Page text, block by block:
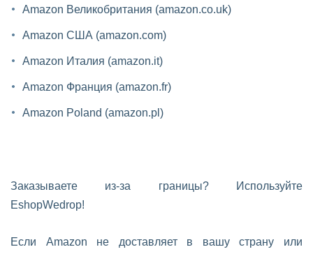
Amazon Великобритания (amazon.co.uk)
Amazon США (amazon.com)
Amazon Италия (amazon.it)
Amazon Франция (amazon.fr)
Amazon Poland (amazon.pl)
Заказываете из-за границы? Используйте
EshopWedrop!
Если Amazon не доставляет в вашу страну или